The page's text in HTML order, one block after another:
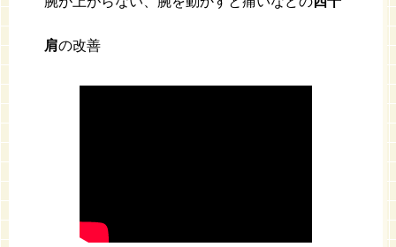
肩の改善